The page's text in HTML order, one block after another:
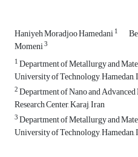
Haniyeh Moradjoo Hamedani1
Momeni3
1Department of Metallurgy and
University of Technology, Hamedan,
2Department of Nano and
Research Center, Karaj, Iran
3Department of Metallurgy and
University of Technology, Hamedan,